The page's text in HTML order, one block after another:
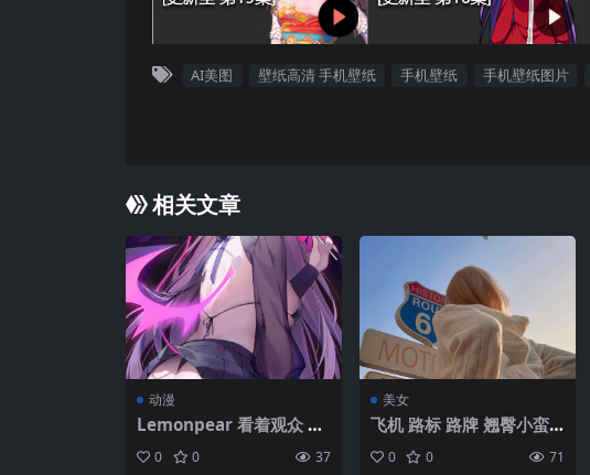
AI美图 壁纸高清 手机壁纸 手机壁纸 手机壁纸图片
相关文章
动漫
Lemonpear 看着观众 蚯
蚓（艺术家） 舌头 长发
发髻 吐舌头 闭上一只眼睛
0 0 37
美女
飞机 路标 路牌 翘臀小蛮
腰健美身材美女背影手机
壁纸图片
0 0 71